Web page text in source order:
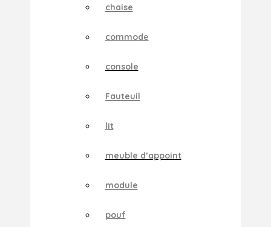
chaise
commode
console
Fauteuil
lit
meuble d’appoint
module
pouf